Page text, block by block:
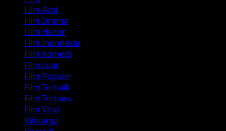
Film Aksi
Film Drama
Film Horor
Film Indonesia
Film Komedi
Film Luar
Film Populer
Film Terbaik
Film Terbaru
Film Viral
Keluarga